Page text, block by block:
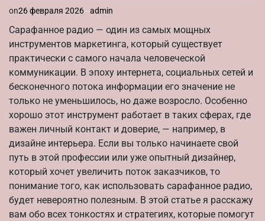
on26 февраля 2026 admin
Сарафанное радио — один из самых мощных
инструментов маркетинга, который существует
практически с самого начала человеческой
коммуникации. В эпоху интернета, социальных сетей и
бесконечного потока информации его значение не
только не уменьшилось, но даже возросло. Особенно
хорошо этот инструмент работает в таких сферах, где
важен личный контакт и доверие, — например, в
дизайне интерьера. Если вы только начинаете свой
путь в этой профессии или уже опытный дизайнер,
который хочет увеличить поток заказчиков, то
понимание того, как использовать сарафанное радио,
будет невероятно полезным. В этой статье я расскажу
вам обо всех тонкостях и стратегиях, которые помогут